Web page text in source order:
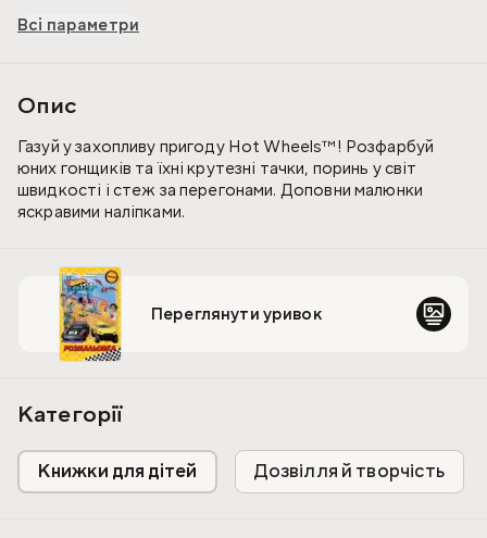
Всі параметри
Опис
Газуй у захопливу пригоду Hot Wheels™! Розфарбуй
юних гонщиків та їхні крутезні тачки, поринь у світ
швидкості і стеж за перегонами. Доповни малюнки
яскравими наліпками.
Переглянути уривок
Категорії
Книжки для дітей Дозвілля й творчість